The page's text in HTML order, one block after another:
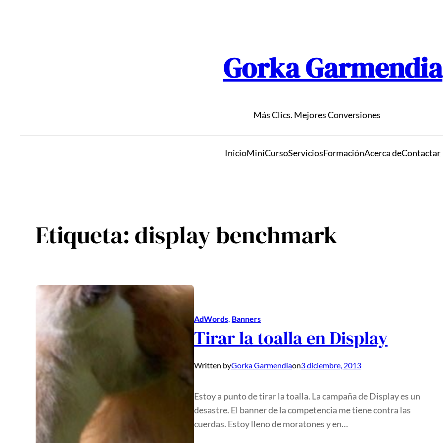
Gorka Garmendia
Más Clics. Mejores Conversiones
InicioMiniCursoServiciosFormaciónAcerca deContactar
Etiqueta:display benchmark
AdWords Banners
Tirar la toalla en Display
Written byGorka Garmendiaon3 diciembre, 2013
Estoy a punto de tirar la toalla. La campaña de Display es un
desastre. El banner de la competencia me tiene contra las
cuerdas. Estoy lleno de moratones y en…